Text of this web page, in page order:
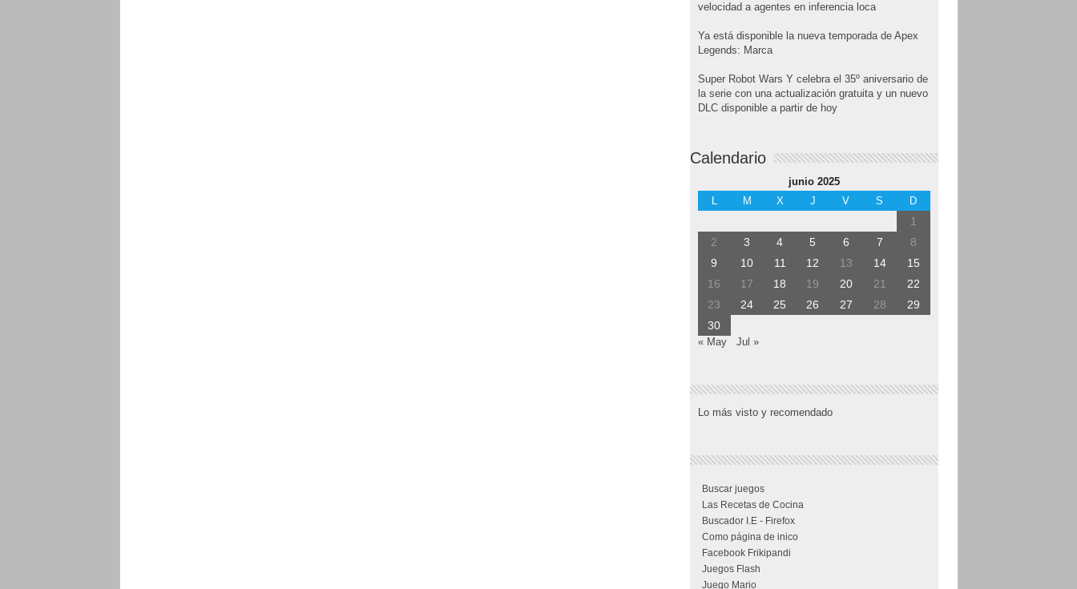
velocidad a agentes en inferencia loca
Ya está disponible la nueva temporada de Apex
Legends: Marca
Super Robot Wars Y celebra el 35º aniversario de
la serie con una actualización gratuita y un nuevo
DLC disponible a partir de hoy
Calendario
junio 2025
L
M X J V S D
1
2
3 4 5 6 7
8
9
10 11 12 13 14
15
16
17 18 19 20 21
22
23
24 25 26 27 28
29
30
« May Jul »
Lo más visto y recomendado
Buscar juegos
Las Recetas de Cocina
Buscador I.E - Firefox
Como página de inico
Facebook Frikipandi
Juegos Flash
Juego Mario